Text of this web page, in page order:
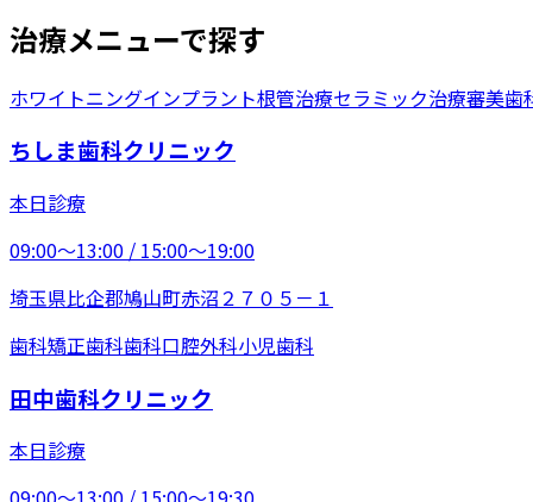
治療メニューで探す
ホワイトニングインプラント根管治療セラミック治療審美歯
ちしま歯科クリニック
本日診療
09:00〜13:00 / 15:00〜19:00
埼玉県比企郡鳩山町赤沼２７０５－１
歯科矯正歯科歯科口腔外科小児歯科
田中歯科クリニック
本日診療